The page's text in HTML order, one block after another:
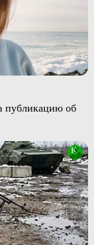
публикацию об